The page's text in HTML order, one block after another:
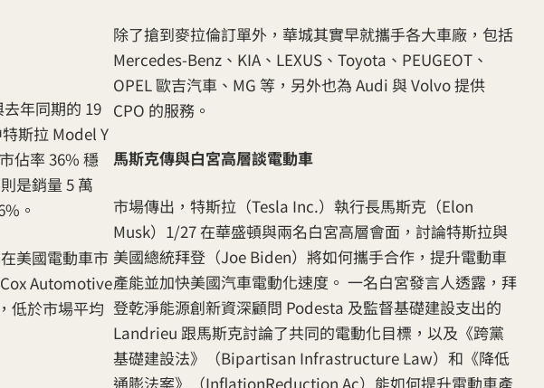
年同期的 19
斯拉 Model Y
佔率 36% 穩
是銷量 5 萬
。
美國電動車市
Automotive
低於市場平均
除了搶到麥拉倫訂單外，華城其實早就攜手各大車廠，包括
Mercedes-Benz、KIA、LEXUS、Toyota、PEUGEOT、
OPEL 歐吉汽車、MG 等，另外也為 Audi 與 Volvo 提供
CPO 的服務。
馬斯克傳與白宮高層談電動車
市場傳出，特斯拉（Tesla Inc.）執行長馬斯克（Elon
Musk）1/27 在華盛頓與兩名白宮高層會面，討論特斯拉與
美國總統拜登（Joe Biden）將如何攜手合作，提升電動車
產能並加快美國汽車電動化速度。 一名白宮發言人透露，拜
登乾淨能源創新資深顧問 Podesta 及監督基礎建設支出的
Landrieu 跟馬斯克討論了共同的電動化目標，以及《跨黨
基礎建設法》（Bipartisan Infrastructure Law）和《降低
通膨法案》（InflationReduction Ac）能如何提升電動車產